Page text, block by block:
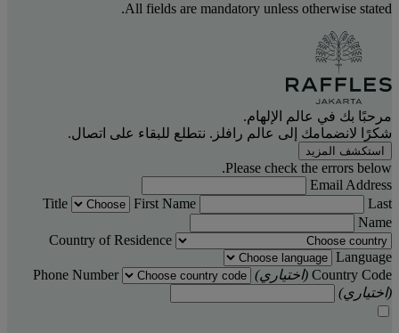
All fields are mandatory unless otherwise stated.
مرحبًا بك في عالم الإلهام.
شكرًا لانضمامك إلى عالم رافلز. نتطلع للبقاء على اتصال.
استكشف المزيد
Please check the errors below.
Email Address
Title
First Name
Last
Name
Country of Residence
Language
Country Code (اختياري)
Phone Number
(اختياري)